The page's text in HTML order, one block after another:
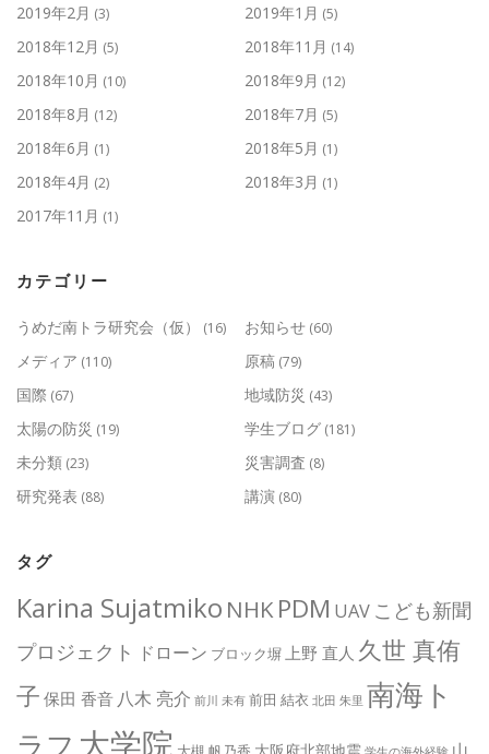
2019年2月 (3) 2019年1月 (5)
2018年12月 (5) 2018年11月 (14)
2018年10月 (10) 2018年9月 (12)
2018年8月 (12) 2018年7月 (5)
2018年6月 (1) 2018年5月 (1)
2018年4月 (2) 2018年3月 (1)
2017年11月 (1)
カテゴリー
うめだ南トラ研究会（仮） (16) お知らせ (60)
メディア (110) 原稿 (79)
国際 (67) 地域防災 (43)
太陽の防災 (19) 学生ブログ (181)
未分類 (23) 災害調査 (8)
研究発表 (88) 講演 (80)
タグ
Karina Sujatmiko NHK PDM UAV こども新聞
プロジェクト ドローン ブロック塀 上野 直人 久世 真侑
子 保田 香音 八木 亮介 前川 未有 前田 結衣 北田 朱里 南海ト
ラフ 大学院 大阪府北部地震 山